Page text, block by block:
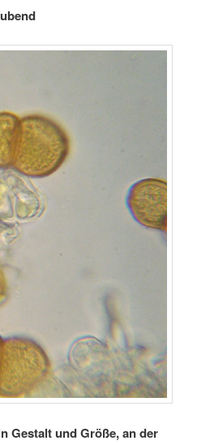
Gestalt und Größe, an der